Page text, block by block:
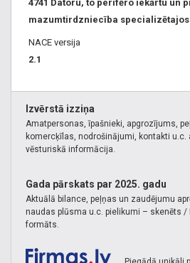
4741 Datoru, to perifēro iekārtu un
mazumtirdzniecība
NACE versija
2.1
Izvērstā izziņa
Amatpersonas, īpašnieki, apgrozījums,
komercķīlas, nodrošinājumi, kontakti u.c.
vēsturiskā informācija.
Gada pārskats par 2025. gadu
Aktuālā bilance, peļņas un zaudējumu
naudas plūsma u.c. pielikumi – skenēts /
formāts.